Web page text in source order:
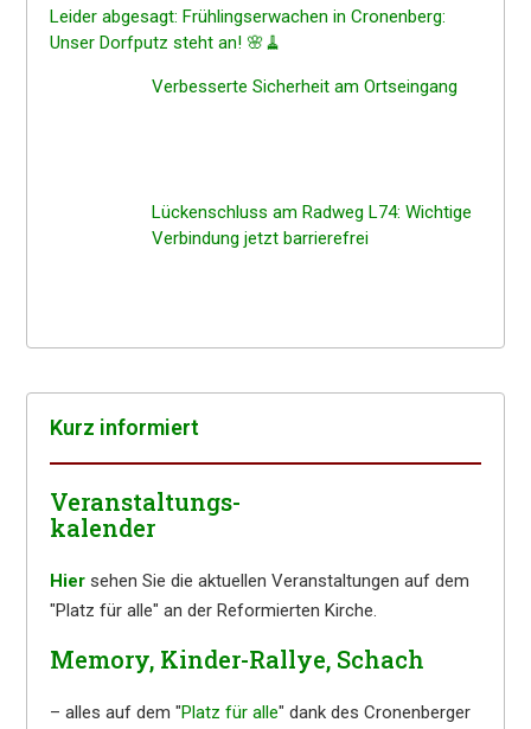
Leider abgesagt: Frühlings­er­wa­chen in Cronen­berg:
Unser Dorfputz steht an! 🌸🧹
Verbes­ser­te Sicher­heit am Ortseingang
Lücken­schluss am Radweg L74: Wichti­ge
Verbin­dung jetzt barrierefrei
Kurz infor­miert
Veranstaltungs-
kalender
Hier sehen Sie die aktuellen Veranstaltungen auf dem
"Platz für alle" an der Reformierten Kirche.
Memory, Kinder-Rallye, Schach
– alles auf dem "Platz für alle" dank des Cronenberger